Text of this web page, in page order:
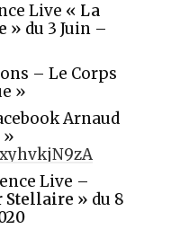
Live « La
» du 3 Juin –
– Le Corps
»
Arnaud
»
Live –
Stellaire » du 8